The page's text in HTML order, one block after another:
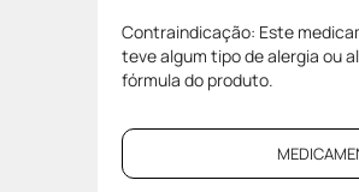
Contraindicação: Este
teve algum tipo de alergia ou
fórmula do produto.